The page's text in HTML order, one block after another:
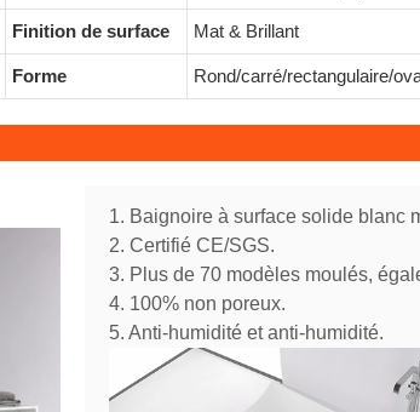
Finition de surface Mat & Brillant
Forme Rond/carré/rectangulaire/
1. Baignoire à surface solide blanc
2. Certifié CE/SGS.
3. Plus de 70 modèles moulés,
4. 100% non poreux.
5. Anti-humidité et anti-humidité.